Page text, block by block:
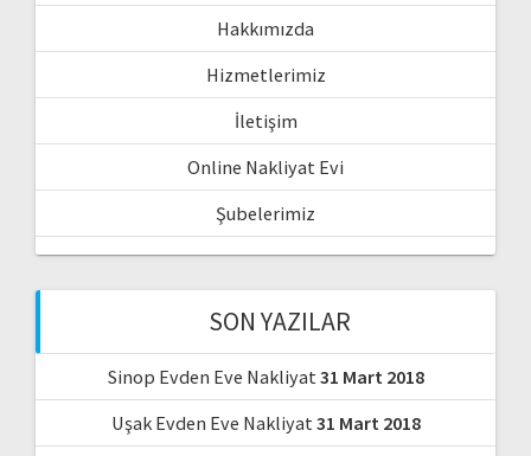
Hakkımızda
Hizmetlerimiz
İletişim
Online Nakliyat Evi
Şubelerimiz
SON YAZILAR
Sinop Evden Eve Nakliyat31 Mart 2018
Uşak Evden Eve Nakliyat31 Mart 2018